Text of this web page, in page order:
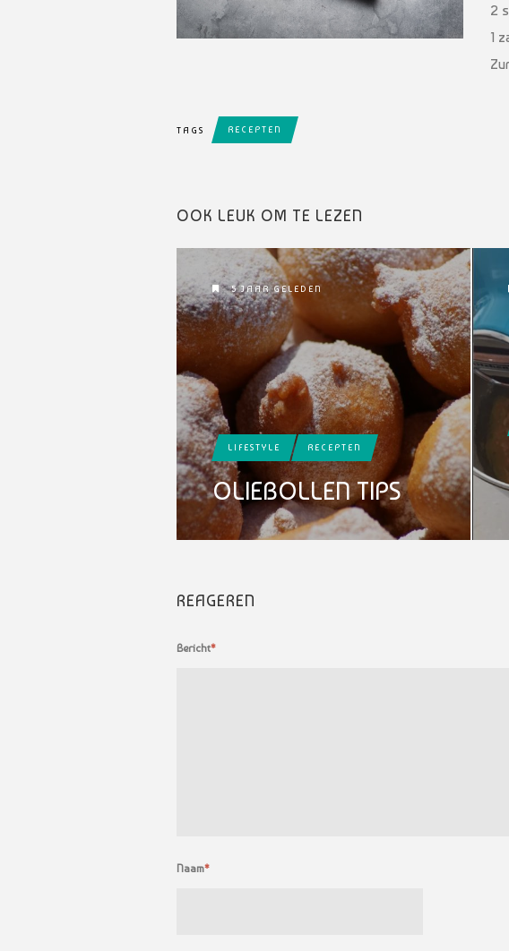
2
1
TAGS RECEPTEN
OOK LEUK OM TE LEZEN
5 JAAR GELEDEN
LIFESTYLE RECEPTEN
OLIEBOLLEN TIPS
REAGEREN
Bericht*
Naam*